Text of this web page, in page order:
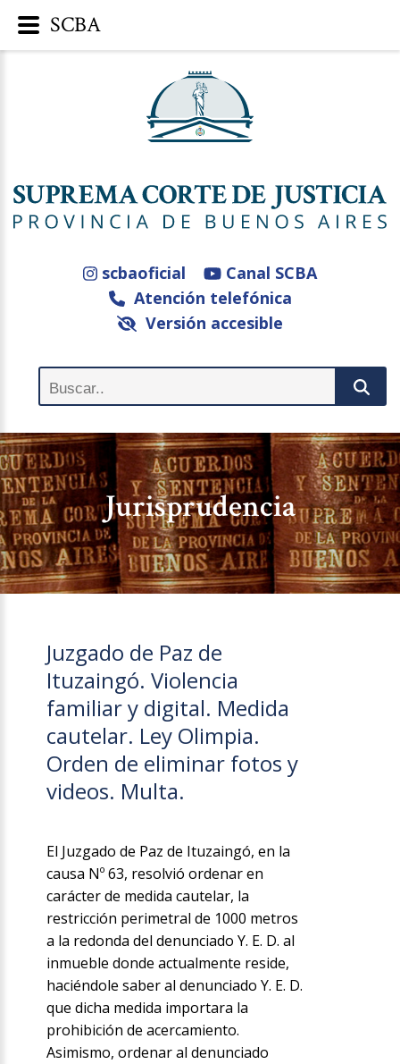
scbaoficial
Canal SCBA
Atención telefónica
Versión accesible
Jurisprudencia
Juzgado de Paz de
Ituzaingó. Violencia
familiar y digital. Medida
cautelar. Ley Olimpia.
Orden de eliminar fotos y
videos. Multa.
El Juzgado de Paz de Ituzaingó, en la
causa Nº 63, resolvió ordenar en
carácter de medida cautelar, la
restricción perimetral de 1000 metros
a la redonda del denunciado Y. E. D. al
inmueble donde actualmente reside,
haciéndole saber al denunciado Y. E. D.
que dicha medida importara la
prohibición de acercamiento.
Asimismo, ordenar al denunciado
SCBA